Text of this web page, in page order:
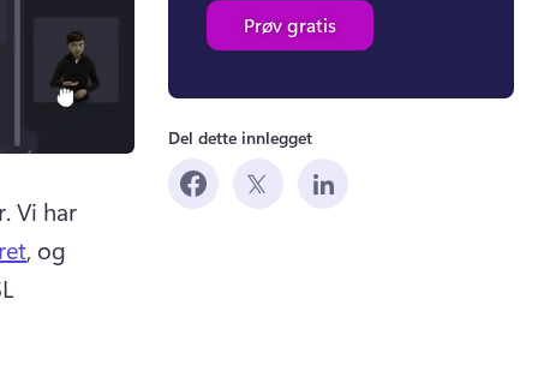
Vi har
, og
Prøv gratis
Del dette innlegget